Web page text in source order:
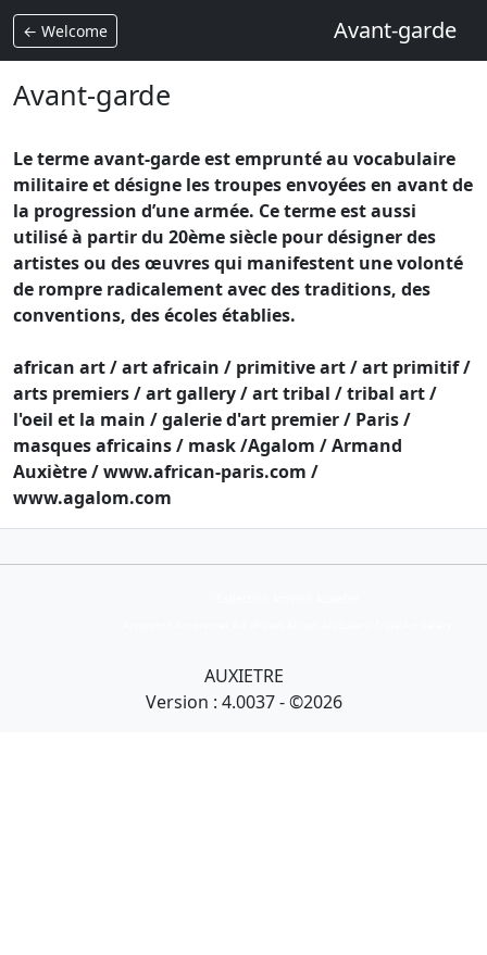
← Welcome Avant-garde
Avant-garde
Le terme avant-garde est emprunté au vocabulaire
militaire et désigne les troupes envoyées en avant de
la progression d’une armée. Ce terme est aussi
utilisé à partir du 20ème siècle pour désigner des
artistes ou des œuvres qui manifestent une volonté
de rompre radicalement avec des traditions, des
conventions, des écoles établies.
african art / art africain / primitive art / art primitif /
arts premiers / art gallery / art tribal / tribal art /
l'oeil et la main / galerie d'art premier / Paris /
masques africains / mask /Agalom / Armand
Auxiètre / www.african-paris.com /
www.agalom.com
AUXIETRE
Version : 4.0037 - ©2026